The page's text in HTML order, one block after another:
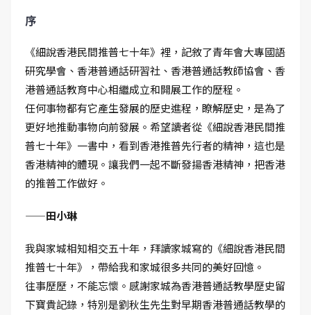
序
《細說香港民間推普七十年》裡，記敘了青年會大專國語
研究學會、香港普通話研習社、香港普通話教師協會、香
港普通話教育中心相繼成立和開展工作的歷程。
任何事物都有它產生發展的歷史進程，瞭解歷史，是為了
更好地推動事物向前發展。希望讀者從《細說香港民間推
普七十年》一書中，看到香港推普先行者的精神，這也是
香港精神的體現。讓我們一起不斷發揚香港精神，把香港
的推普工作做好。
——田小琳
我與家城相知相交五十年，拜讀家城寫的《細說香港民間
推普七十年》，帶給我和家城很多共同的美好回憶。
往事歷歷，不能忘懷。感謝家城為香港普通話教學歷史留
下寶貴記錄，特別是劉秋生先生對早期香港普通話教學的